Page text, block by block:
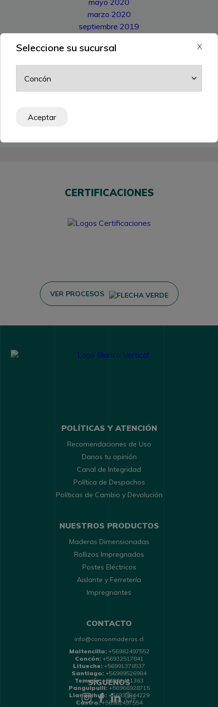
Seleccione su sucursal X
Aceptar
mayo 2020
marzo 2020
septiembre 2019
junio 2019
febrero 2019
CERTIFICACIONES
VER PROCESOS
POLÍTICAS Y ATENCIÓN
Recomendaciones de Uso
Danos tu opinión
Canal de Integridad
Política de Despachos
Políticas de Cambio y Devolución
NUESTROS PRODUCTOS
Maderas Dimensionadas
Rollizos Impregnados
Postes Eléctricos
Aislante y Ferretería
Impregnantes
CONTACTO
info@conconmaderas.cl
Maitencillo: +56982497552
Concón: +56932517841
Litueche: +56991378537
Santiago: +56989526984
Temuco:+56991411363
Panguipulli: +56966928715
Llanquihue: +56933844229
Castro:+56982497554
SÍGUENOS